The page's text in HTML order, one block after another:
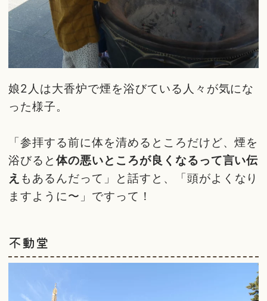
娘2人は大香炉で煙を浴びている人々が気にな
った様子。
「参拝する前に体を清めるところだけど、煙を
浴びると体の悪いところが良くなるって言い伝
え もあるんだって」と話すと、「頭がよくなり
ますように〜」ですって！
不動堂